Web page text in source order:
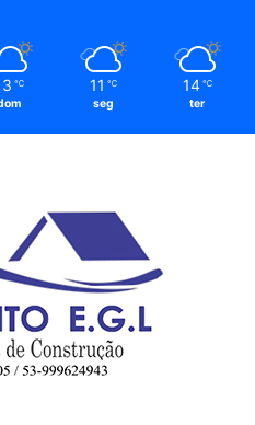
℃ 11 ℃
seg
14 ℃
ter